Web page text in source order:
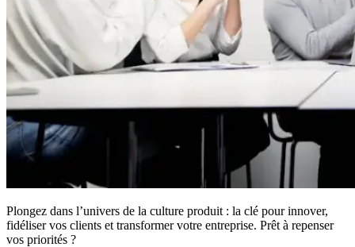
Plongez dans l’univers de la culture produit : la clé pour innover,
fidéliser vos clients et transformer votre entreprise. Prêt à repenser
vos priorités ?